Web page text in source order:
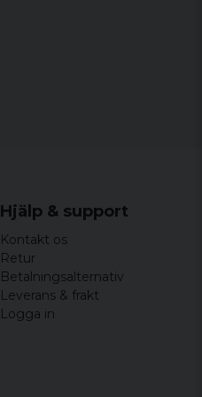
Hjälp & support
Kontakt os
Retur
Betalningsalternativ
Leverans & frakt
Logga in